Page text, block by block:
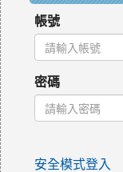
帳號
密碼
安全模式登入